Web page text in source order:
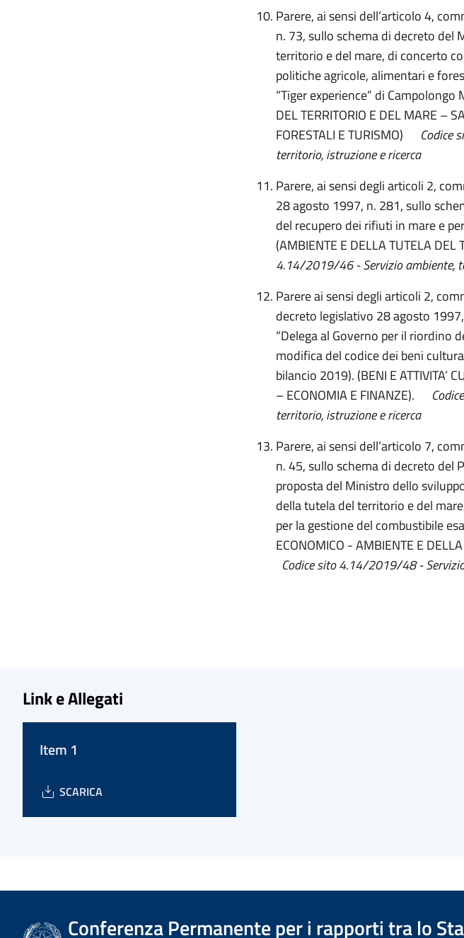
Parere, ai sensi dell’articolo 4,
n. 73, sullo schema di decreto del
territorio e del mare, di concerto
politiche agricole, alimentari e
“Tiger experience” di Campolongo
DEL TERRITORIO E DEL MARE –
FORESTALI E TURISMO) Codice
territorio, istruzione e ricerca
Parere, ai sensi degli articoli 2,
28 agosto 1997, n. 281, sullo
del recupero dei rifiuti in mare e
(AMBIENTE E DELLA TUTELA DEL
4.14/2019/46 - Servizio ambiente,
Parere ai sensi degli articoli 2,
decreto legislativo 28 agosto
“Delega al Governo per il riordino
modifica del codice dei beni
bilancio 2019). (BENI E ATTIVITA’
– ECONOMIA E FINANZE).
territorio, istruzione e ricerca
Parere, ai sensi dell’articolo 7,
n. 45, sullo schema di decreto del
proposta del Ministro dello
della tutela del territorio e del
per la gestione del combustibile
ECONOMICO - AMBIENTE E
Codice sito 4.14/2019/48 -
Link e Allegati
Item 1
SCARICA
Conferenza Permanente per i rapporti tra lo